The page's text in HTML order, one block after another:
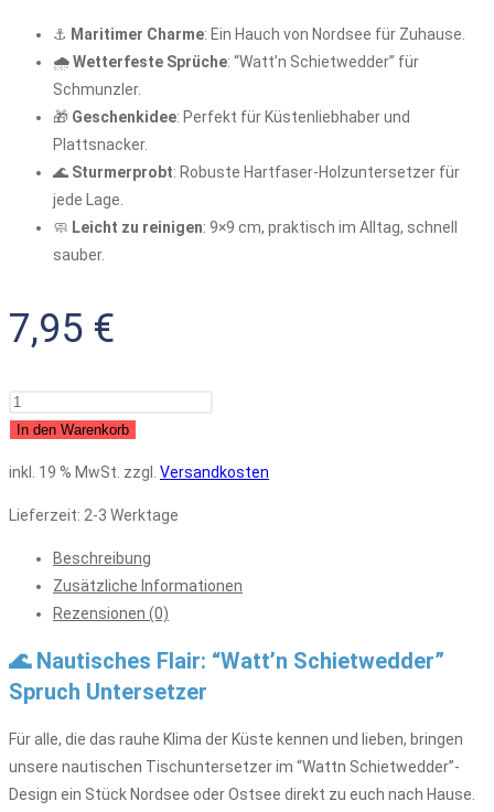
⚓ Maritimer Charme: Ein Hauch von Nordsee für Zuhause.
🌧️Wetterfeste Sprüche: “Watt’n Schietwedder” für
Schmunzler.
🎁 Geschenkidee: Perfekt für Küstenliebhaber und
Plattsnacker.
🌊 Sturmerprobt: Robuste Hartfaser-Holzuntersetzer für
jede Lage.
🧼 Leicht zu reinigen: 9×9 cm, praktisch im Alltag, schnell
sauber.
7,95 €
Lustige
maritime
Untersetzer
'Watt'n
Geschenke
Plattdeutsch
|
Menge
In den Warenkorb
inkl. 19 % MwSt. zzgl. Versandkosten
Lieferzeit: 2-3 Werktage
Beschreibung
Zusätzliche Informationen
Rezensionen (0)
🌊 Nautisches Flair: “Watt’n Schietwedder”
Spruch Untersetzer
Für alle, die das rauhe Klima der Küste kennen und lieben, bringen
unsere nautischen Tischuntersetzer im “Wattn Schietwedder”-
Design ein Stück Nordsee oder Ostsee direkt zu euch nach Hause.